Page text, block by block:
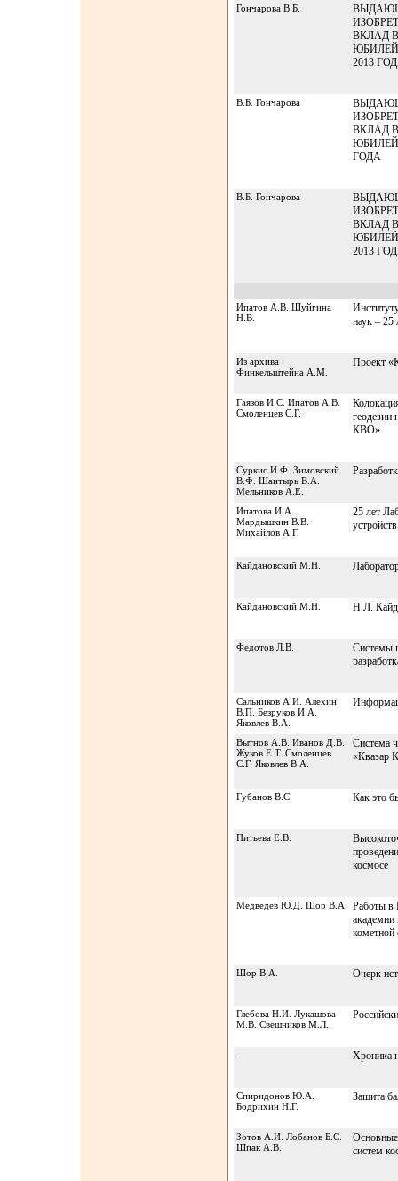
Гончарова В.Б.
ВКЛАД
2013
В.Б. Гончарова
ВКЛАД
ГОДА
В.Б. Гончарова
ВКЛАД
2013
Ипатов А.В. Шуйгина
Н.В.
наук – 25
Из архива
Финкельштейна А.М.
Проект
Гаязов И.С. Ипатов А.В.
Смоленцев С.Г.
геодезии
КВО»
Суркис И.Ф. Зимовский
В.Ф. Шантырь В.А.
Мельников А.Е.
Ипатова И.А.
Мардышкин В.В.
Михайлов А.Г.
25 лет
устройств
Кайдановский М.Н.
Кайдановский М.Н. Н.Л.
Федотов Л.В.
Системы
Сальников А.И. Алехин
В.П. Безруков И.А.
Яковлев В.А.
Вытнов А.В. Иванов Д.В.
Жуков Е.Т. Смоленцев
С.Г. Яковлев В.А.
Система
«Квазар
Губанов В.С. Как это
Питьева Е.В.
космосе
Медведев Ю.Д. Шор В.А.
Работы в
академии
кометной
Шор В.А. Очерк
Глебова Н.И. Лукашова
М.В. Свешников М.Л.
- Хроника
Спиридонов Ю.А.
Бодрихин Н.Г.
Защита
Зотов А.И. Лобанов Б.С.
Шпак А.В.
Основные
систем